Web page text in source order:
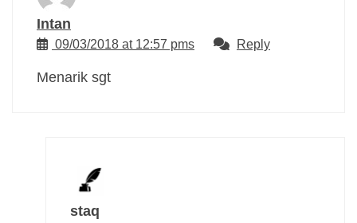
Intan
09/03/2018 at 12:57 pms Reply
Menarik sgt
staq